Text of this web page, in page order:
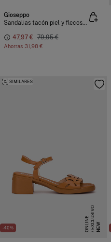
Gioseppo
Sandalias tacón piel y flecos lukac
47,97 € 79,95 €
Ahorras 31,98 €
-40% NEW
E
X
C
L
US
I
V
O
O
N
L
I
N
E
SIMILARES